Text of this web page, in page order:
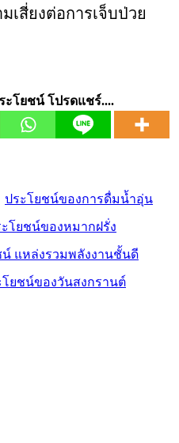
เสี่ยงต่อการเจ็บป่วย
โยชน์ โปรดแชร์....
ประโยชน์ของการดื่มน้ำอุ่น
โยชน์ของหมากฝรั่ง